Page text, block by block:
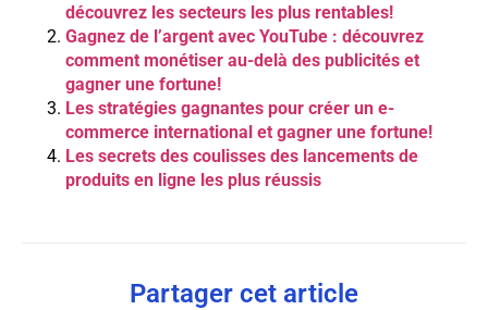
découvrez les secteurs les plus rentables!
Gagnez de l’argent avec YouTube : découvrez
comment monétiser au-delà des publicités et
gagner une fortune!
Les stratégies gagnantes pour créer un e-
commerce international et gagner une fortune!
Les secrets des coulisses des lancements de
produits en ligne les plus réussis
Partager cet article